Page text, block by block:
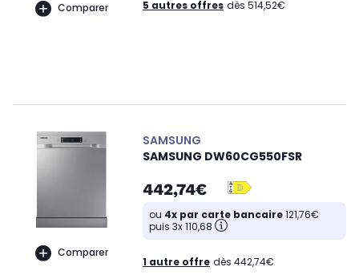
Comparer 5 autres offres dès 514,52€
Comparer
SAMSUNG
SAMSUNG DW60CG550FSR
442,74€
ou 4x par carte bancaire121,76€
puis 3x 110,68
1 autre offre dès 442,74€